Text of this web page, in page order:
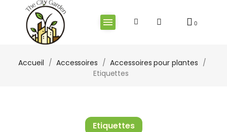
Accueil Accessoires
Accessoires pour plantes
Etiquettes
Etiquettes